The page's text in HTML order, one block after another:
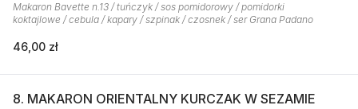
Makaron Bavette n.13 / tuńczyk / sos pomidorowy / pomidorki
koktajlowe / cebula / kapary / szpinak / czosnek / ser Grana Padano
46,00 zł
8. MAKARON ORIENTALNY KURCZAK W SEZAMIE